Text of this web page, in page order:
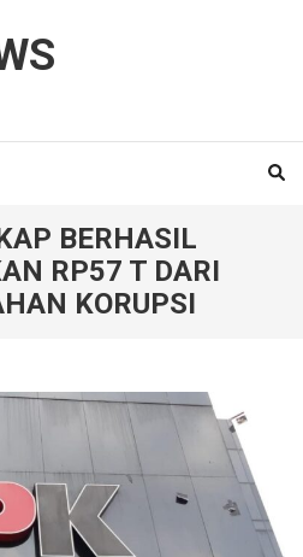
BERHASIL
RP57 T DARI
KORUPSI